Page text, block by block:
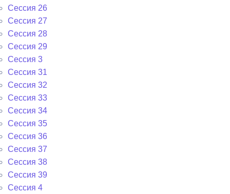
Сессия 26
Сессия 27
Сессия 28
Сессия 29
Сессия 3
Сессия 31
Сессия 32
Сессия 33
Сессия 34
Сессия 35
Сессия 36
Сессия 37
Сессия 38
Сессия 39
Сессия 4